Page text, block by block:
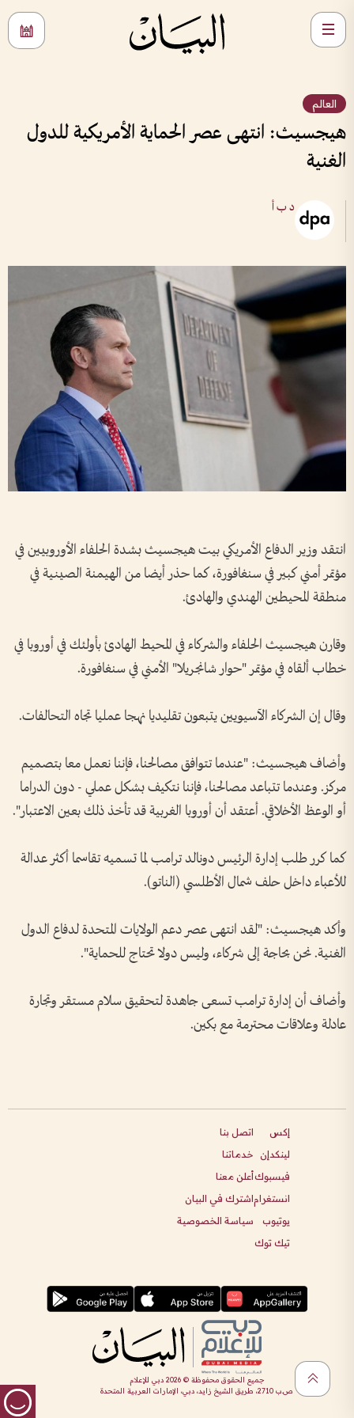
العالم
هيجسيث: انتهى عصر الحماية الأمريكية للدول
الغنية
د ب أ
انتقد وزير الدفاع الأمريكي بيت هيجسيث بشدة الحلفاء الأوروبيين في
مؤتمر أمني كبير في سنغافورة، كما حذر أيضا من الهيمنة الصينية في
منطقة المحيطين الهندي والهادئ.
وقارن هيجسيث الحلفاء والشركاء في المحيط الهادئ بأولئك في أوروبا في
خطاب ألقاه في مؤتمر "حوار شانجريلا" الأمني في سنغافورة.
وقال إن الشركاء الآسيويين يتبعون تقليديا نهجا عمليا تجاه التحالفات.
وأضاف هيجسيث: "عندما تتوافق مصالحنا، فإننا نعمل معا بتصميم
مركز. وعندما تتباعد مصالحنا، فإننا نتكيف بشكل عملي - دون الدراما
أو الوعظ الأخلاقي. أعتقد أن أوروبا الغربية قد تأخذ ذلك بعين الاعتبار".
كما كرر طلب إدارة الرئيس دونالد ترامب لما تسميه تقاسما أكثر عدالة
للأعباء داخل حلف شمال الأطلسي (الناتو).
وأكد هيجسيث: "لقد انتهى عصر دعم الولايات المتحدة لدفاع الدول
الغنية. نحن بحاجة إلى شركاء، وليس دولا تحتاج للحماية".
وأضاف أن إدارة ترامب تسعى جاهدة لتحقيق سلام مستقر وتجارة
عادلة وعلاقات محترمة مع بكين.
إكس
لينكدإن
فيسبوك
انستغرام
يوتيوب
تيك توك
اتصل بنا
خدماتنا
أعلن معنا
اشترك في البيان
سياسة الخصوصية
جميع الحقوق محفوظة ©2026 دبي للإعلام
ص.ب 2710، طريق الشيخ زايد، دبي، الإمارات العربية المتحدة